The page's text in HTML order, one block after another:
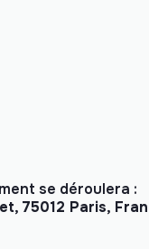
se déroulera :
75012 Paris,